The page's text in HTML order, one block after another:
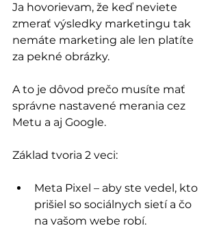
Ja hovorievam, že keď neviete
zmerať výsledky marketingu tak
nemáte marketing ale len platíte
za pekné obrázky.
A to je dôvod prečo musíte mať
správne nastavené merania cez
Metu a aj Google.
Základ tvoria 2 veci:
Meta Pixel – aby ste vedel, kto
prišiel so sociálnych sietí a čo
na vašom webe robí.